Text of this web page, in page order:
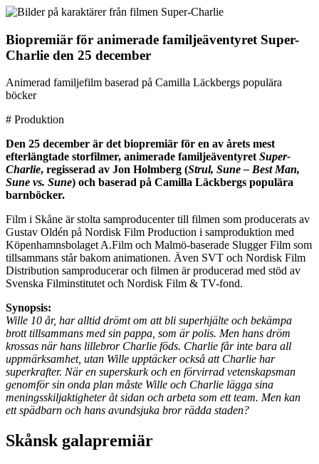
Biopremiär för animerade familjeäventyret Super-
Charlie den 25 december
Animerad familjefilm baserad på Camilla Läckbergs populära
böcker
# Produktion
Den 25 december är det biopremiär för en av årets mest
efterlängtade storfilmer, animerade familjeäventyretSuper-
Charlie, regisserad av Jon Holmberg (Strul, Sune – Best Man,
Sune vs. Sune) och baserad på Camilla Läckbergs populära
barnböcker.
Film i Skåne är stolta samproducenter till filmen som producerats av
Gustav Oldén på Nordisk Film Production i samproduktion med
Köpenhamnsbolaget A.Film och Malmö-baserade Slugger Film som
tillsammans står bakom animationen. Även SVT och Nordisk Film
Distribution samproducerar och filmen är producerad med stöd av
Svenska Filminstitutet och Nordisk Film & TV-fond.
Synopsis:
Wille 10 år, har alltid drömt om att bli superhjälte och bekämpa
brott tillsammans med sin pappa, som är polis. Men hans dröm
krossas när hans lillebror Charlie föds. Charlie får inte bara all
uppmärksamhet, utan Wille upptäcker också att Charlie har
superkrafter. När en superskurk och en förvirrad vetenskapsman
genomför sin onda plan måste Wille och Charlie lägga sina
meningsskiljaktigheter åt sidan och arbeta som ett team. Men kan
ett spädbarn och hans avundsjuka bror rädda staden?
Skånsk galapremiär